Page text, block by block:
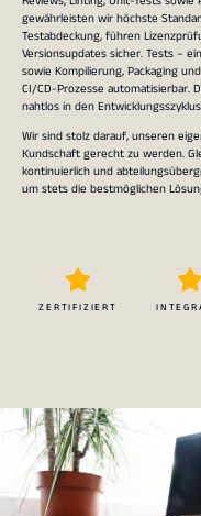
gewährleisten wir höchste
Testabdeckung, führen
Versionsupdates sicher. Tests –
sowie Kompilierung, Packaging
CI/CD-Prozesse automatisierbar.
nahtlos in den
Wir sind stolz darauf, unseren
Kundschaft gerecht zu werden.
kontinuierlich und
um stets die bestmöglichen
ZERTIFIZIERT